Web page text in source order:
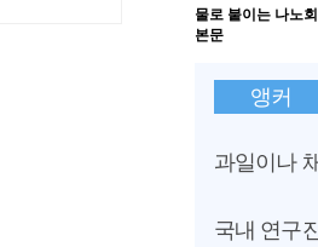
물로 붙이는 나노
본문
앵커
과일이나
국내 연구